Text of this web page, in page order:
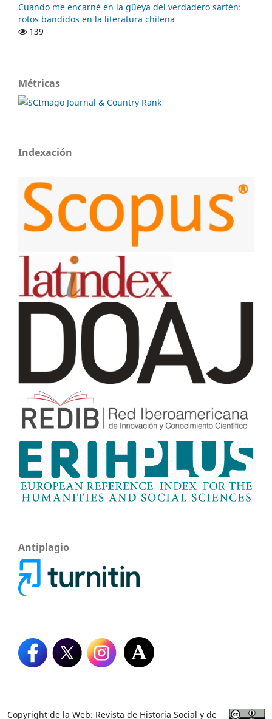
Cuando me encarné en la güeya del verdadero sartén:
rotos bandidos en la literatura chilena
139
Métricas
Indexación
Antiplagio
Copyright de la Web: Revista de Historia Social y de